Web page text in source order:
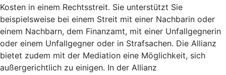
Kosten in einem Rechtsstreit. Sie unterstützt Sie
beispielsweise bei einem Streit mit einer Nachbarin oder
einem Nachbarn, dem Finanzamt, mit einer Unfallgegnerin
oder einem Unfallgegner oder in Strafsachen. Die Allianz
bietet zudem mit der Mediation eine Möglichkeit, sich
außergerichtlich zu einigen. In der Allianz